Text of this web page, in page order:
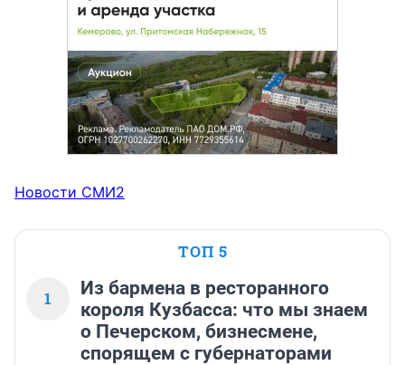
Новости СМИ2
ТОП 5
1
Из бармена в ресторанного
короля Кузбасса: что мы знаем
о Печерском, бизнесмене,
спорящем с губернаторами